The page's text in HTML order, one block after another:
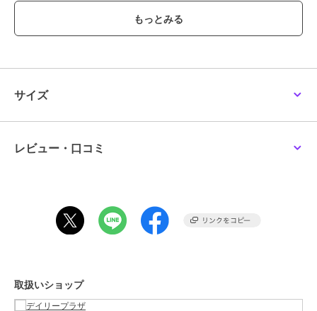
ヘアケア ／その他ヘアケア
性別タイプ
メンズ
レディース
カラー
サイズ ＊＊
サイズ
レビュー・口コミ
取扱いショップ